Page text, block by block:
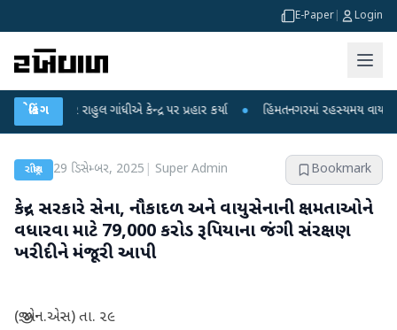
E-Paper Login
બ્રેકિંગ
રાહુલ ગાંધીએ કેન્દ્ર પર પ્રહાર કર્યા ● હિંમતનગરમાં રહસ્યમય વાયરસ કે
રાષ્ટ્રીય 29 ડિસેમ્બર, 2025 Super Admin Bookmark
કેન્દ્ર સરકારે સેના, નૌકાદળ અને વાયુસેનાની ક્ષમતાઓને
વધારવા માટે 79,000 કરોડ રૂપિયાના જંગી સંરક્ષણ
ખરીદીને મંજૂરી આપી
(જી.એન.એસ) તા. ૨૯